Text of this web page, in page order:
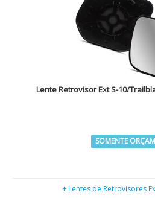
Lente Retrovisor Ext S-10/
SOMENTE
+ Lentes de Retrovisores